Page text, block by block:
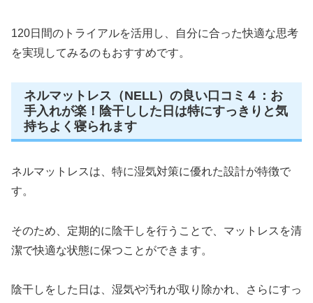
120日間のトライアルを活用し、自分に合った快適な思考
を実現してみるのもおすすめです。
ネルマットレス（NELL）の良い口コミ４：お
手入れが楽！陰干しした日は特にすっきりと気
持ちよく寝られます
ネルマットレスは、特に湿気対策に優れた設計が特徴で
す。
そのため、定期的に陰干しを行うことで、マットレスを清
潔で快適な状態に保つことができます。
陰干しをした日は、湿気や汚れが取り除かれ、さらにすっ